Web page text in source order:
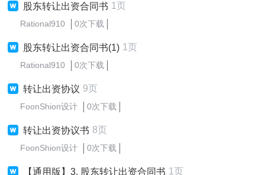
股东转让出资合同书 1页
Rational910 0次下载
股东转让出资合同书(1) 1页
Rational910 0次下载
转让出资协议 9页
FoonShion设计 0次下载
转让出资协议书 8页
FoonShion设计 0次下载
【通用版】3. 股东转让出资合同书 1页